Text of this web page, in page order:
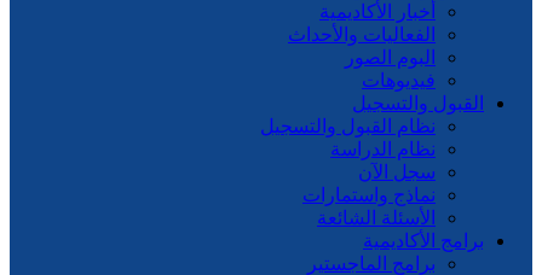
أخبار الأكاديمية
الفعاليات والأحداث
البوم الصور
فيديوهات
والتسجيل
نظام القبول والتسجيل
نظام الدراسة
سجل الآن
نماذج واستمارات
الأسئلة الشائعة
الأكاديمية
برامج الماجستير